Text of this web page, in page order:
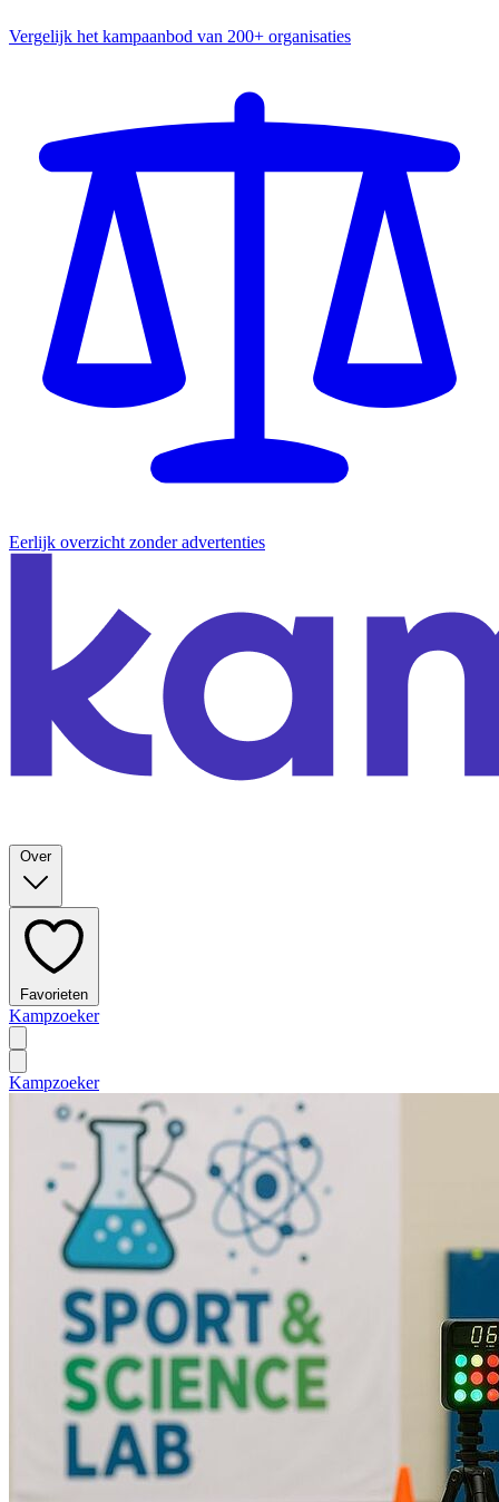
Vergelijk het kampaanbod van 200+ organisaties
Eerlijk overzicht zonder advertenties
Over
Favorieten
Kampzoeker
Kampzoeker